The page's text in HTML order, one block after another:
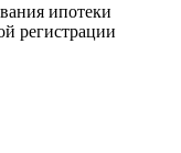
ипотеки
регистрации